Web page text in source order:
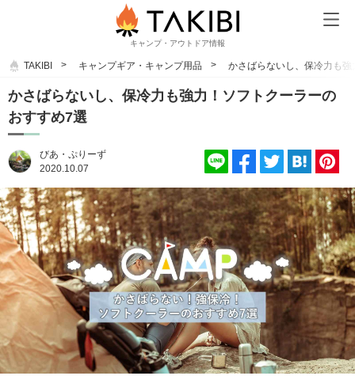
キャンプ・アウトドア情報
TAKIBI キャンプギア・キャンプ用品 かさばらないし、保冷力も
かさばらないし、保冷力も強力！ソフトクーラーの
おすすめ7選
びあ・ぷりーず
2020.10.07